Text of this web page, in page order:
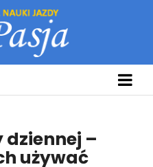
dziennej –
używać